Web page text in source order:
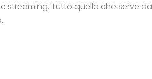
streaming. Tutto quello che serve